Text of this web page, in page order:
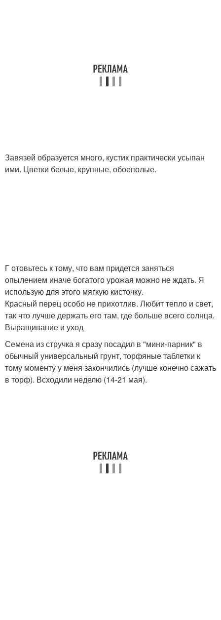
Завязей образуется много, кустик практически усыпан
ими. Цветки белые, крупные, обоеполые.
Г отовьтесь к тому, что вам придется заняться
опылением иначе богатого урожая можно не ждать. Я
использую для этого мягкую кисточку.
Красный перец особо не прихотлив. Любит тепло и свет,
так что лучше держать его там, где больше всего солнца.
Выращивание и уход
Семена из стручка я сразу посадил в "мини-парник" в
обычный универсальный грунт, торфяные таблетки к
тому моменту у меня закончились (лучше конечно сажать
в торф). Всходили неделю (14-21 мая).